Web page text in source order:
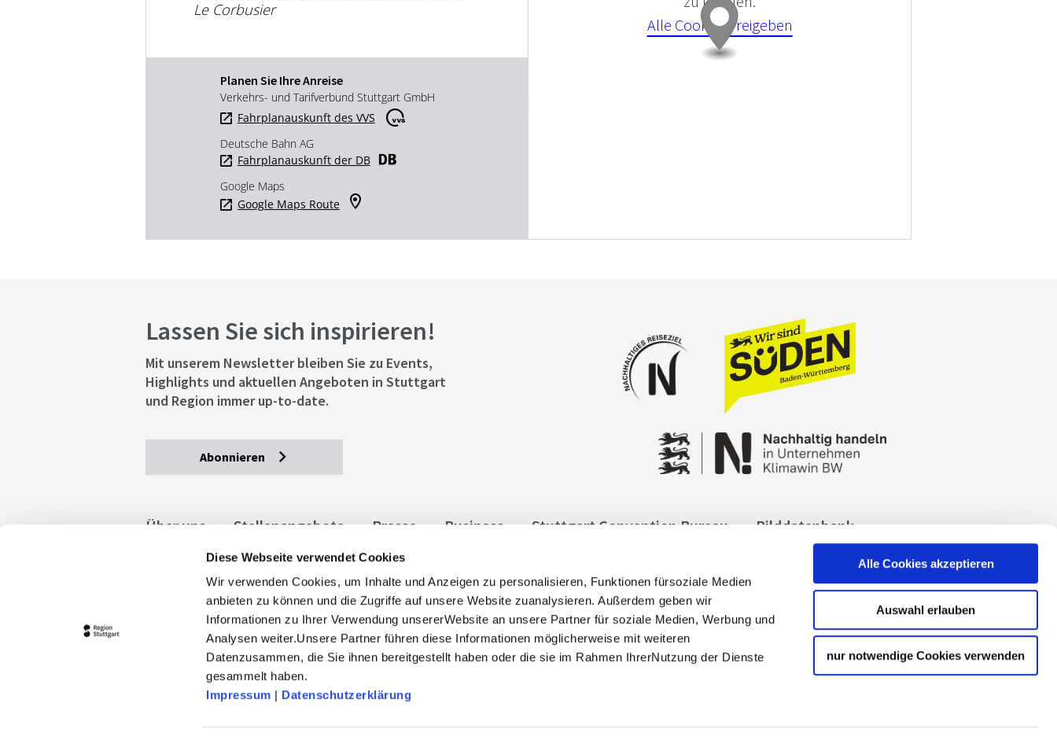
Diese Webseite verwendet Cookies
Wir verwenden Cookies, um Inhalte und Anzeigen zu personalisieren, Funktionen fürsoziale Medien
anbieten zu können und die Zugriffe auf unsere Website zuanalysieren. Außerdem geben wir
Informationen zu Ihrer Verwendung unsererWebsite an unsere Partner für soziale Medien, Werbung und
Analysen weiter.Unsere Partner führen diese Informationen möglicherweise mit weiteren
Datenzusammen, die Sie ihnen bereitgestellt haben oder die sie im Rahmen IhrerNutzung der Dienste
gesammelt haben.
Impressum | Datenschutzerklärung
Alle Cookies akzeptieren
Auswahl erlauben
nur notwendige Cookies verwenden
Le Corbusier
Planen Sie Ihre Anreise
Verkehrs- und Tarifverbund Stuttgart GmbH
Fahrplanauskunft des VVS
Deutsche Bahn AG
Fahrplanauskunft der DB
Google Maps
Google Maps Route
Alle Cookies Freigeben
Lassen Sie sich inspirieren!
Mit unserem Newsletter bleiben Sie zu Events,
Highlights und aktuellen Angeboten in Stuttgart
und Region immer up-to-date.
Abonnieren
Über uns Stellenangebote Presse Business Stuttgart Convention Bureau
Bilddatenbank
Allgemeine Geschäftsbedingungen
stuttgart.de
Barrierefreiheit
© 2026 Stuttgart-Marketing GmbH, info@stuttgart-tourist.de
stuttgart-tourist.de und www.erlebnisregion-stuttgart.de sind die offiziellen Websites des Tourismuspartners der